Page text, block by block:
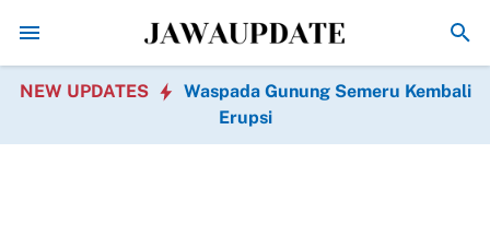
Hari Pramuka 2026 Tanggal Berapa? Cek
NEW UPDATES
Waspada Gunung Semeru Kembali
Erupsi